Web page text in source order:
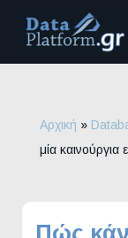
περιεχόμενο
Αρχική »
μία
Πώς